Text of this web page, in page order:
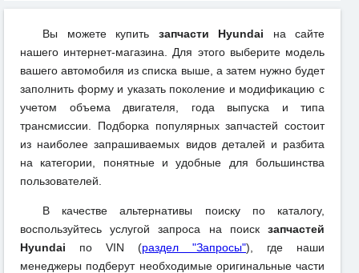
Вы можете купить запчасти Hyundai на сайте
нашего интернет-магазина. Для этого выберите модель
вашего автомобиля из списка выше, а затем нужно будет
заполнить форму и указать поколение и модификацию с
учетом объема двигателя, года выпуска и типа
трансмиссии. Подборка популярных запчастей состоит
из наиболее запрашиваемых видов деталей и разбита
на категории, понятные и удобные для большинства
пользователей.
В качестве альтернативы поиску по каталогу,
воспользуйтесь услугой запроса на поиск запчастей
Hyundai по VIN (раздел "Запросы"), где наши
менеджеры подберут необходимые оригинальные части